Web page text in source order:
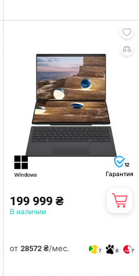
12
Гарантия
199 999 ₴
В наличии
от 28572 ₴/мес. 7 6 7